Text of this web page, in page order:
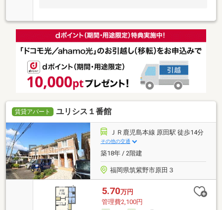
賃貸アパート ユリシス１番館
ＪＲ鹿児島本線 原田駅 徒歩14分
その他の交通
築18年 / 2階建
福岡県筑紫野市原田３
5.70万円
管理費2,100円